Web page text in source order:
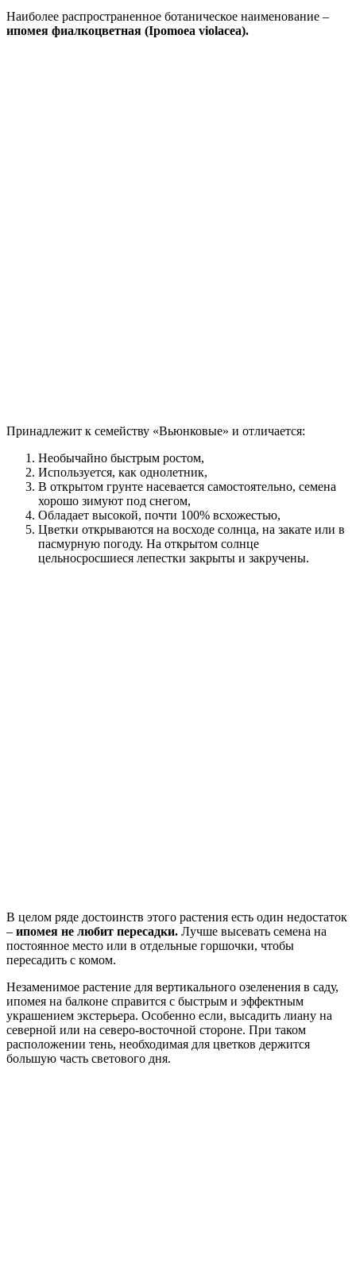
Наиболее распространенное ботаническое наименование –
ипомея фиалкоцветная (Ipomoea violacea).
Принадлежит к семейству «Вьюнковые» и отличается:
Необычайно быстрым ростом,
Используется, как однолетник,
В открытом грунте насевается самостоятельно, семена
хорошо зимуют под снегом,
Обладает высокой, почти 100% всхожестью,
Цветки открываются на восходе солнца, на закате или в
пасмурную погоду. На открытом солнце
цельносросшиеся лепестки закрыты и закручены.
В целом ряде достоинств этого растения есть один недостаток
– ипомея не любит пересадки. Лучше высевать семена на
постоянное место или в отдельные горшочки, чтобы
пересадить с комом.
Незаменимое растение для вертикального озеленения в саду,
ипомея на балконе справится с быстрым и эффектным
украшением экстерьера. Особенно если, высадить лиану на
северной или на северо-восточной стороне. При таком
расположении тень, необходимая для цветков держится
большую часть светового дня.